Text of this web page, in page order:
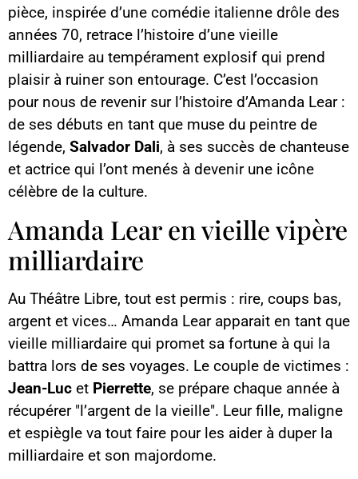
pièce, inspirée d’une comédie italienne drôle des
années 70, retrace l’histoire d’une vieille
milliardaire au tempérament explosif qui prend
plaisir à ruiner son entourage. C’est l’occasion
pour nous de revenir sur l’histoire d’Amanda Lear :
de ses débuts en tant que muse du peintre de
légende, Salvador Dali, à ses succès de chanteuse
et actrice qui l’ont menés à devenir une icône
célèbre de la culture.
Amanda Lear en vieille vipère
milliardaire
Au Théâtre Libre, tout est permis : rire, coups bas,
argent et vices… Amanda Lear apparait en tant que
vieille milliardaire qui promet sa fortune à qui la
battra lors de ses voyages. Le couple de victimes :
Jean-Luc et Pierrette, se prépare chaque année à
récupérer "l’argent de la vieille". Leur fille, maligne
et espiègle va tout faire pour les aider à duper la
milliardaire et son majordome.